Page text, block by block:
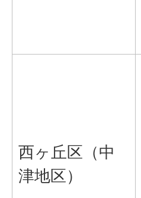
西ヶ丘区（中
津地区）